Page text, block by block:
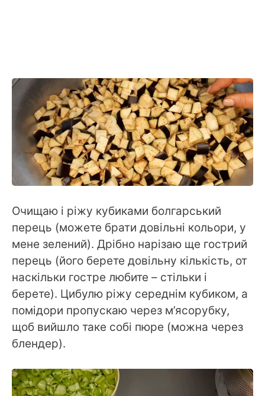
Очищаю і ріжу кубиками болгарський
перець (можете брати довільні кольори, у
мене зелений). Дрібно нарізаю ще гострий
перець (його берете довільну кількість, от
наскільки гостре любите – стільки і
берете). Цибулю ріжу середнім кубиком, а
помідори пропускаю через м’ясорубку,
щоб вийшло таке собі пюре (можна через
блендер).